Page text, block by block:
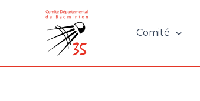
Comité